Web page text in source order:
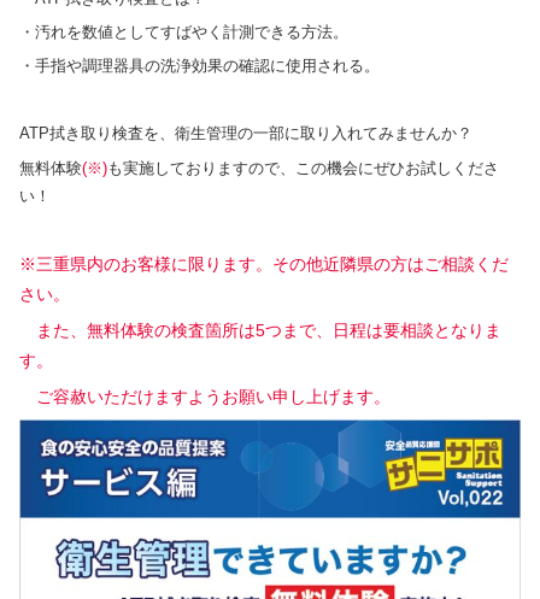
・汚れを数値としてすばやく計測できる方法。
・手指や調理器具の洗浄効果の確認に使用される。
ATP拭き取り検査を、衛生管理の一部に取り入れてみませんか？
無料体験(※)も実施しておりますので、この機会にぜひお試しくださ
い！
※三重県内のお客様に限ります。その他近隣県の方はご相談くだ
さい。
また、無料体験の検査箇所は5つまで、日程は要相談となりま
す。
ご容赦いただけますようお願い申し上げます。